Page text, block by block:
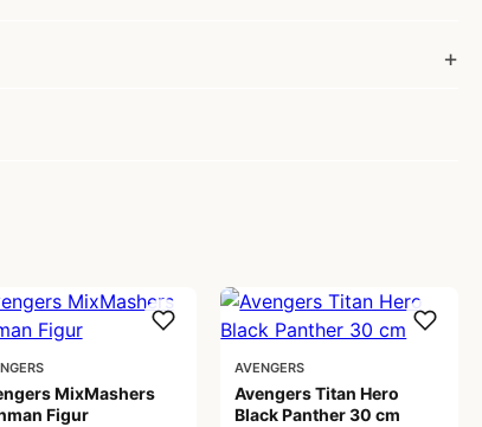
MixMashers
Figur
AVENGERS
Avengers Titan Hero
Black Panther 30 cm